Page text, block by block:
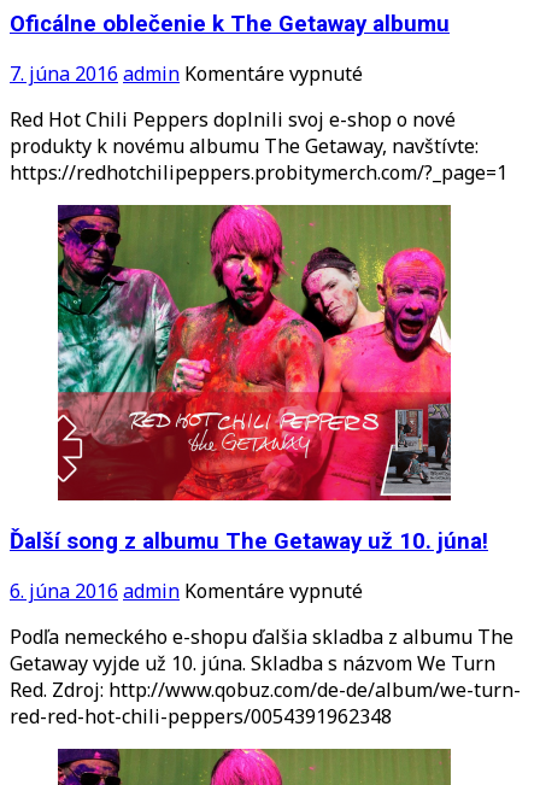
nový
song
Red
Oficálne oblečenie k The Getaway albumu
7. júna 2016 admin Komentáre vypnuténa
oblečenie
k
The
Getaway
Red Hot Chili Peppers doplnili svoj e-shop o nové
produkty k novému albumu The Getaway, navštívte:
https://redhotchilipeppers.probitymerch.com/?_page=1
Ďalší song z albumu The Getaway už 10. júna!
6. júna 2016 admin Komentáre vypnuténa
song
z
albumu
The
Getaway
Podľa nemeckého e-shopu ďalšia skladba z albumu The
Getaway vyjde už 10. júna. Skladba s názvom We Turn
Red. Zdroj: http://www.qobuz.com/de-de/album/we-turn-
red-red-hot-chili-peppers/0054391962348